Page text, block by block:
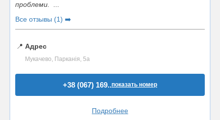
проблеми. ...
Все отзывы (1) ➡️
📍 Адрес
Мукачево, Парканія, 5а
+38 (067) 169..показать номер
Подробнее